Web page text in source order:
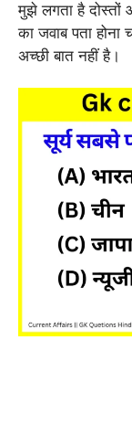
मुझे लगता है
का जवाब पता होना
अच्छी बात नहीं है।